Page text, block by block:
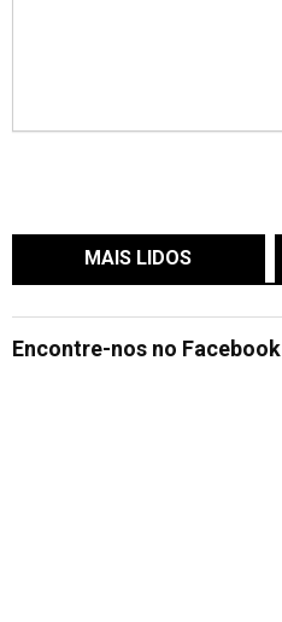
MAIS LIDOS
Encontre-nos no Facebook